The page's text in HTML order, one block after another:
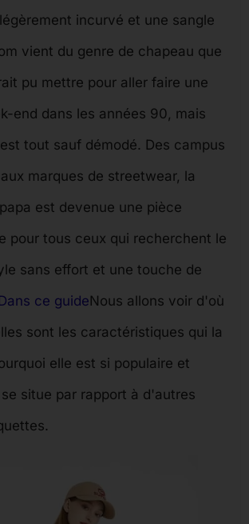
incurvé et une sangle
vient du genre de chapeau que
pu mettre pour aller faire une
end dans les années 90, mais
tout sauf démodé. Des campus
marques de streetwear, la
est devenue une pièce
pour tous ceux qui recherchent le
sans effort et une touche de
Dans ce guideNous allons voir d'où
sont les caractéristiques qui la
elle est si populaire et
situe par rapport à d'autres